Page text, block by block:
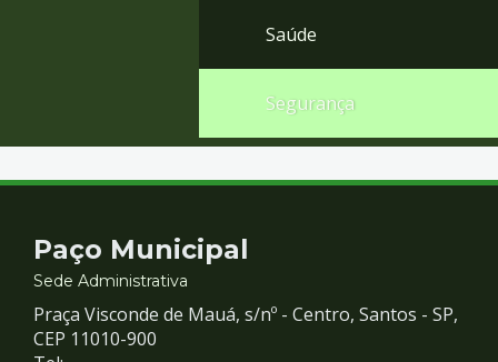
Saúde
Segurança
Contato
e
Redes
Paço Municipal
Sede Administrativa
Praça Visconde de Mauá, s/nº - Centro, Santos - SP,
CEP 11010-900